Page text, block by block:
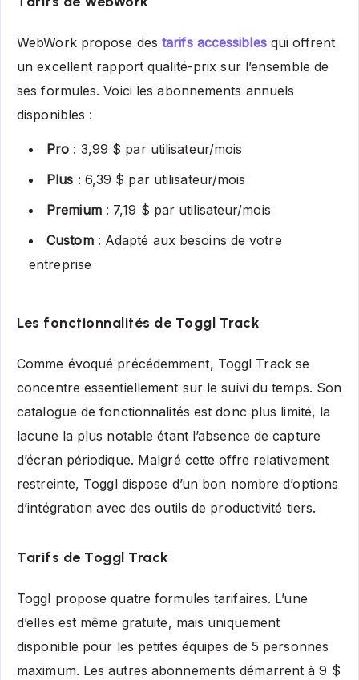
WebWork propose des tarifs accessiblesqui offrent
un excellent rapport qualité-prix sur l’ensemble de
ses formules. Voici les abonnements annuels
disponibles :
Pro : 3,99 $ par utilisateur/mois
Plus : 6,39 $ par utilisateur/mois
Premium: 7,19 $ par utilisateur/mois
Custom: Adapté aux besoins de votre
entreprise
Les fonctionnalités de Toggl Track
Comme évoqué précédemment, Toggl Track se
concentre essentiellement sur le suivi du temps. Son
catalogue de fonctionnalités est donc plus limité, la
lacune la plus notable étant l’absence de capture
d’écran périodique. Malgré cette offre relativement
restreinte, Toggl dispose d’un bon nombre d’options
d’intégration avec des outils de productivité tiers.
Tarifs de Toggl Track
Toggl propose quatre formules tarifaires. L’une
d’elles est même gratuite, mais uniquement
disponible pour les petites équipes de 5 personnes
maximum. Les autres abonnements démarrent à 9 $